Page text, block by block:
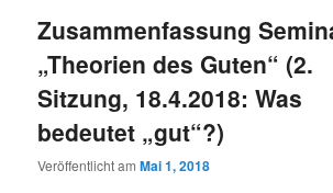
Zusammenfassung
„Theorien des Guten“ (2.
Sitzung, 18.4.2018: Was
bedeutet „gut“?)
Veröffentlicht amMai 1, 2018